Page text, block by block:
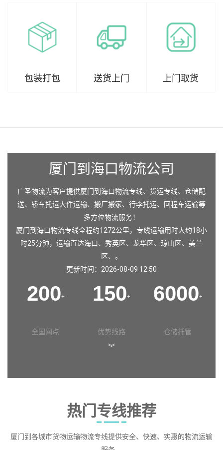
包装打包 送货上门 上门取货
厦门到海口物流公司
广圣物流为客户提供厦门到海口物流专线、货运专线、仓储配
送、轿车托运大件运输、搬厂搬家、行李托运、回程车运输等
多方位物流服务！
厦门到海口物流专线全程约1272公里，专线运输用时大约18小
时25分钟，运输直达海口、 秀英区、 龙华区、 琼山区、 美兰
区、。
更新时间：2026-08-09 12:50
200+
全国网点
150+
优势线路
6000+
仓储托管
︾
热门专线推荐
厦门到各城市货物运输物流专线提供安全、快速、实惠的物流运输